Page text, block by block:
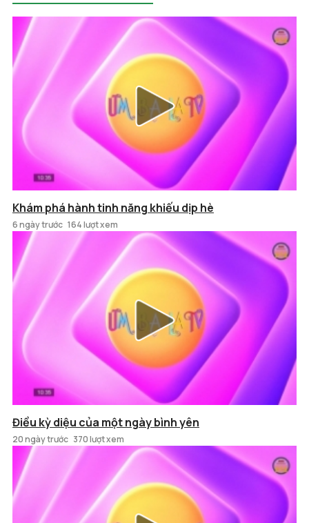
Khám phá hành tinh năng khiếu dịp hè
6 ngày trước 164 lượt xem
Điều kỳ diệu của một ngày bình yên
20 ngày trước 370 lượt xem